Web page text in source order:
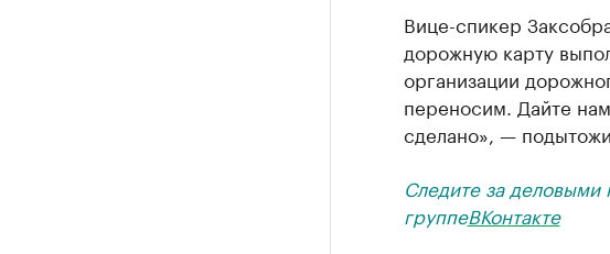
Вице-спикер
дорожную карту
организации
переносим. Дайте
сделано», —
Следите за
группеВКонтакте